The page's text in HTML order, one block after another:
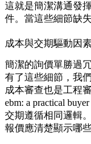
這就是簡潔溝通發
件。當這些細節缺
成本與交期驅動因
簡潔的詢價單勝過
有了這些細節，我
成本審查也是工程
ebm: a practical
交期遵循相同邏輯
報價應清楚顯示哪